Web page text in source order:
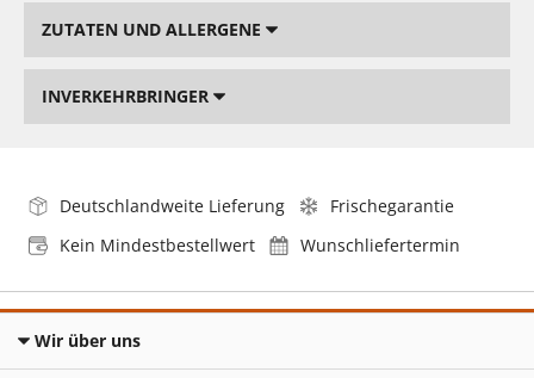
ZUTATEN UND ALLERGENE
INVERKEHRBRINGER
Deutschlandweite Lieferung
Frischegarantie
Kein Mindestbestellwert
Wunschliefertermin
Wir über uns